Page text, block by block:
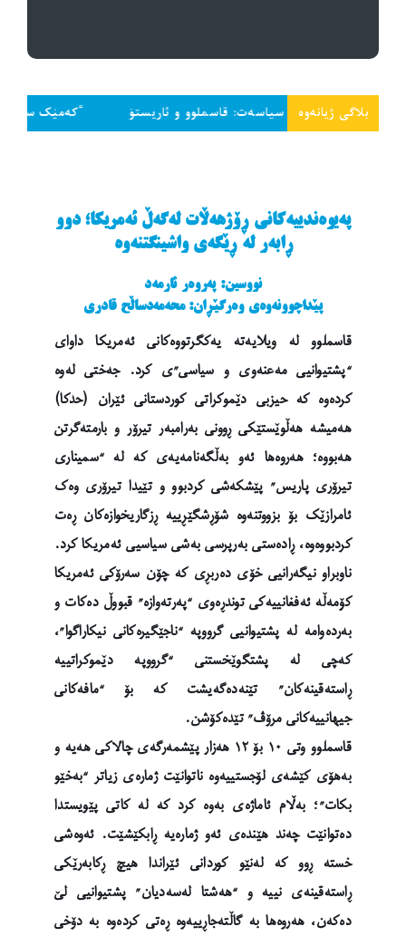
بلاگی ژیانەوە
سیاسەت: قاسملوو و ئاریستۆ “کەمێک سەر داخە و
پەیوەندییەکانی ڕۆژهەڵات لەگەڵ ئەمریکا؛ دوو
ڕابەر لە ڕێگەی واشینگتنەوە
نووسین: پەروەر ئارمەد
پێداچوونەوەی وەرگێڕان: محەمەدساڵح قادری
قاسملوو لە ویلایەتە یەکگرتووەکانی ئەمریکا داوای
“پشتیوانیی مەعنەوی و سیاسی”ی کرد. جەختی لەوە
کردەوە کە حیزبی دێموکراتی کوردستانی ئێران (حدکا)
هەمیشە هەڵوێستێکی ڕوونی بەرامبەر تیرۆر و بارمتەگرتن
هەبووە؛ هەروەها ئەو بەڵگەنامەیەی کە لە “سمیناری
تیرۆری پاریس” پێشکەشی کردبوو و تێیدا تیرۆری وەک
ئامرازێک بۆ بزووتنەوە شۆڕشگێڕییە ڕزگاریخوازەکان ڕەت
کردبووەوە، ڕادەستی بەرپرسی بەشی سیاسیی ئەمریکا کرد.
ناوبراو نیگەرانیی خۆی دەربڕی کە چۆن سەرۆکی ئەمریکا
کۆمەڵە ئەفغانییەکی توندڕەوی “پەرته‌وازە” قبووڵ دەکات و
بەردەوامە لە پشتیوانیی گرووپە “ناجێگیرەکانی نیکاراگوا”،
کەچی لە پشتگوێخستنی “گرووپە دێموکراتییە
ڕاستەقینەکان” تێنەدەگەیشت کە بۆ “مافەکانی
جیهانییەکانی مرۆڤ” تێدەکۆشن.
قاسملوو وتی ١٠ بۆ ١٢ هەزار پێشمەرگەی چالاکی هەیە و
بەهۆی کێشەی لۆجستییەوە ناتوانێت ژمارەی زیاتر “بەخێو
بکات”؛ بەڵام ئاماژەی بەوە کرد کە لە کاتی پێویستدا
دەتوانێت چەند هێندەی ئەو ژمارەیە ڕابکێشێت. ئەوەشی
خستە ڕوو کە لەنێو کوردانی ئێراندا هیچ ڕکابەرێکی
ڕاستەقینەی نییە و “هەشتا لەسەدیان” پشتیوانیی لێ
دەکەن، هەروەها بە گاڵتەجاڕییەوە ڕەتی کردەوە بە دۆخی